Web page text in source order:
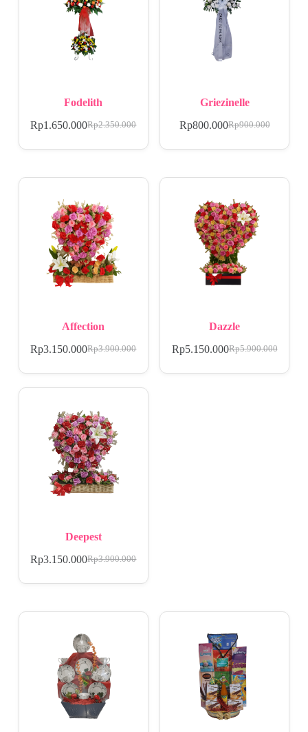
Fodelith
Rp2.350.000
Rp1.650.000
Griezinelle
Rp900.000
Rp800.000
Affection
Rp3.900.000
Rp3.150.000
Dazzle
Rp5.900.000
Rp5.150.000
Deepest
Rp3.900.000
Rp3.150.000